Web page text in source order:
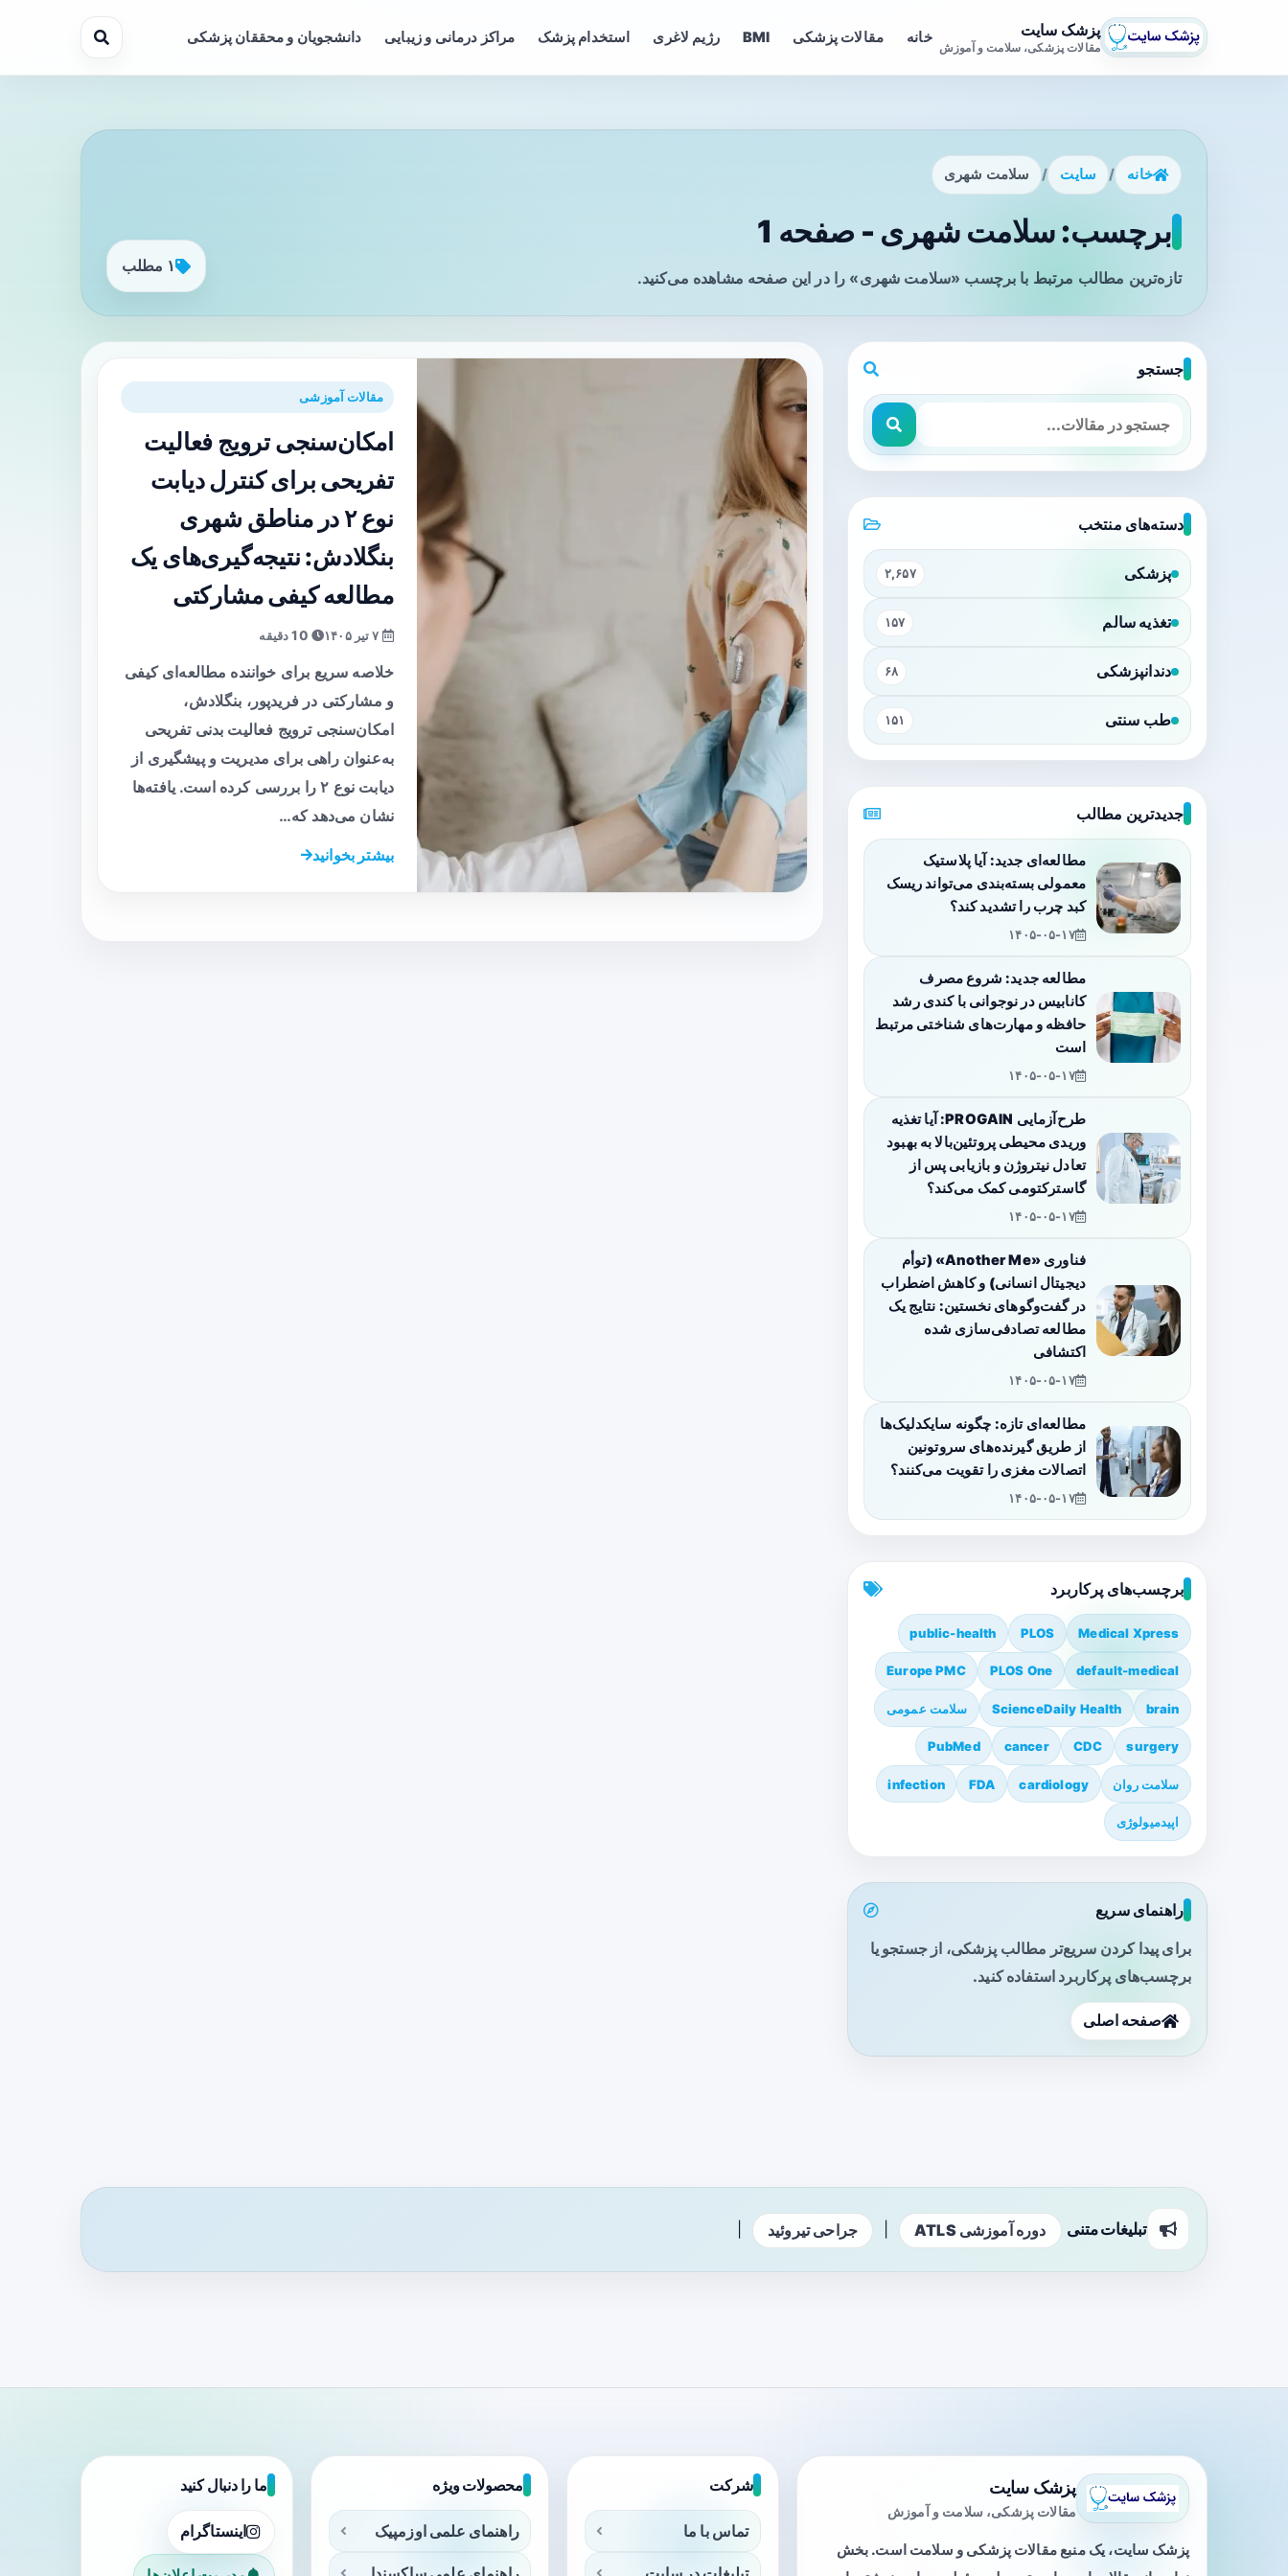
پزشک سایت
مقالات پزشکی، سلامت و آموزش
خانه مقالات پزشکی BMI رژیم لاغری استخدام پزشک مراکز درمانی و زیبایی دانشجویان و محققان پزشکی
خانه / سایت / سلامت شهری
برچسب: سلامت شهری - صفحه 1
تازه‌ترین مطالب مرتبط با برچسب «سلامت شهری» را در این صفحه مشاهده می‌کنید.
۱ مطلب
مقالات آموزشی
امکان‌سنجی ترویج فعالیت
تفریحی برای کنترل دیابت
نوع ۲ در مناطق شهری
بنگلادش: نتیجه‌گیری‌های یک
مطالعه کیفی مشارکتی
خلاصه سریع برای خواننده مطالعه‌ای کیفی
و مشارکتی در فریدپور، بنگلادش،
امکان‌سنجی ترویج فعالیت بدنی تفریحی
به‌عنوان راهی برای مدیریت و پیشگیری از
دیابت نوع ۲ را بررسی کرده است. یافته‌ها
نشان می‌دهد که…
بیشتر بخوانید
جستجو
دسته‌های منتخب
پزشکی ۲,۶۵۷
تغذیه سالم ۱۵۷
دندانپزشکی ۶۸
طب سنتی ۱۵۱
جدیدترین مطالب
مطالعه‌ای جدید: آیا پلاستیک
معمولی بسته‌بندی می‌تواند ریسک
کبد چرب را تشدید کند؟
۱۴۰۵-۰۵-۱۷
مطالعه جدید: شروع مصرف
کانابیس در نوجوانی با کندی رشد
حافظه و مهارت‌های شناختی مرتبط
است
۱۴۰۵-۰۵-۱۷
طرح‌آزمایی PROGAIN: آیا تغذیه
وریدی محیطی پروتئین‌بالا به بهبود
تعادل نیتروژن و بازیابی پس از
گاسترکتومی کمک می‌کند؟
۱۴۰۵-۰۵-۱۷
فناوری «Another Me» (توأم
دیجیتال انسانی) و کاهش اضطراب
در گفت‌وگوهای نخستین: نتایج یک
مطالعه تصادفی‌سازی شده
اکتشافی
۱۴۰۵-۰۵-۱۷
مطالعه‌ای تازه: چگونه سایکدلیک‌ها
از طریق گیرنده‌های سروتونین
اتصالات مغزی را تقویت می‌کنند؟
۱۴۰۵-۰۵-۱۷
برچسب‌های پرکاربرد
Medical Xpress
PLOS
public-health
default-medical
PLOS One
Europe PMC
brain
ScienceDaily Health سلامت عمومی
surgery
CDC
cancer
PubMed
سلامت روان cardiology
FDA
infection
اپیدمیولوژی
راهنمای سریع
برای پیدا کردن سریع‌تر مطالب پزشکی، از جستجو یا
برچسب‌های پرکاربرد استفاده کنید.
صفحه اصلی
تبلیغات متنی دوره آموزشی ATLS جراحی تیروئید
پزشک سایت
مقالات پزشکی، سلامت و آموزش
پزشک سایت، یک منبع مقالات پزشکی و سلامت است. بخش
شرکت
تماس با ما
محصولات ویژه
راهنمای علمی اوزمپیک
ما را دنبال کنید
اینستاگرام